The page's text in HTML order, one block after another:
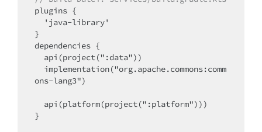
plugins {
}
dependencies {
ons-lang3")
}